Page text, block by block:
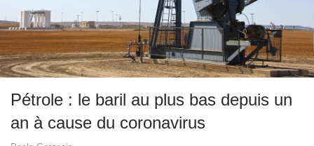
Pétrole : le baril au plus bas depuis un
an à cause du coronavirus